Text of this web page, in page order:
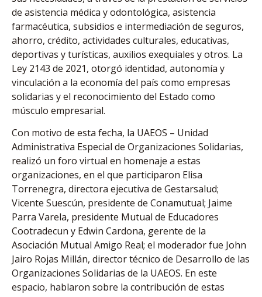
de asistencia médica y odontológica, asistencia
farmacéutica, subsidios e intermediación de seguros,
ahorro, crédito, actividades culturales, educativas,
deportivas y turísticas, auxilios exequiales y otros. La
Ley 2143 de 2021, otorgó identidad, autonomía y
vinculación a la economía del país como empresas
solidarias y el reconocimiento del Estado como
músculo empresarial.
Con motivo de esta fecha, la UAEOS – Unidad
Administrativa Especial de Organizaciones Solidarias,
realizó un foro virtual en homenaje a estas
organizaciones, en el que participaron Elisa
Torrenegra, directora ejecutiva de Gestarsalud;
Vicente Suescún, presidente de Conamutual; Jaime
Parra Varela, presidente Mutual de Educadores
Cootradecun y Edwin Cardona, gerente de la
Asociación Mutual Amigo Real; el moderador fue John
Jairo Rojas Millán, director técnico de Desarrollo de las
Organizaciones Solidarias de la UAEOS. En este
espacio, hablaron sobre la contribución de estas